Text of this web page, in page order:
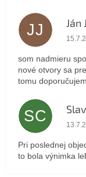
JJ Ján
som nadmieru
nové otvory sa
tomu
SC
Pri poslednej
to bola výnimka